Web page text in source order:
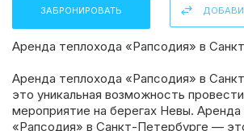
Поделиться:
ЗАБРОНИРОВАТЬ
Аренда теплохода «Рапсодия» в
Аренда теплохода «Рапсодия» в
это уникальная возможность
мероприятие на берегах Невы. Аренда
«Рапсодия» в Санкт-Петербурге —